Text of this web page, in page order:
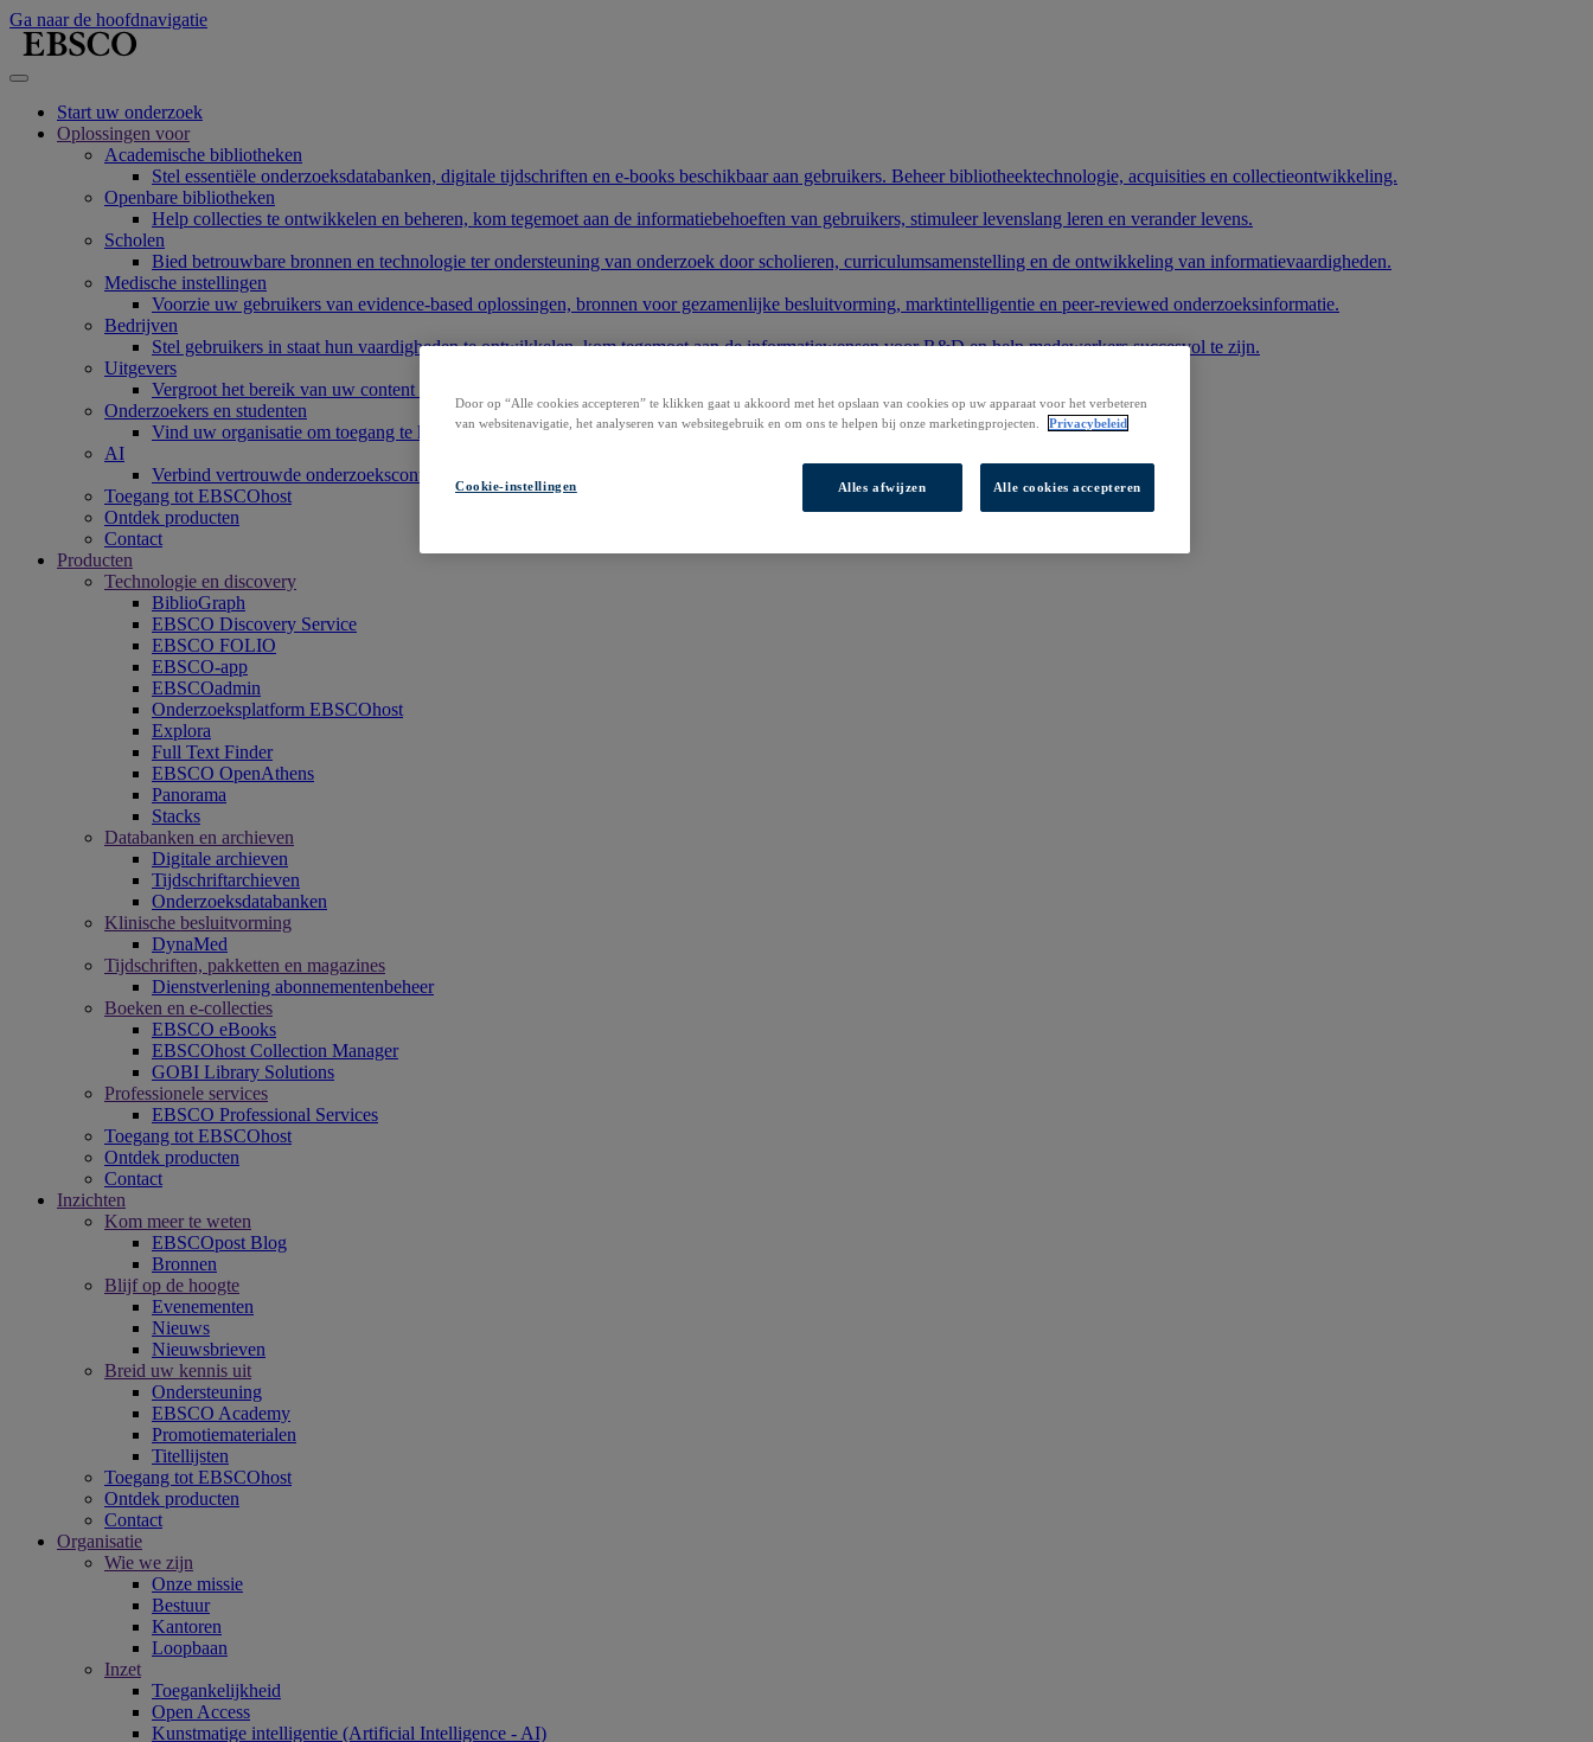
Ga naar de hoofdnavigatie
Start uw onderzoek
Oplossingen voor
Academische bibliotheken
Stel essentiële onderzoeksdatabanken, digitale tijdschriften en e-books beschikbaar aan gebruikers. Beheer bibliotheektechnologie, acquisities en collectieontwikkeling.
Openbare bibliotheken
Help collecties te ontwikkelen en beheren, kom tegemoet aan de informatiebehoeften van gebruikers, stimuleer levenslang leren en verander levens.
Scholen
Bied betrouwbare bronnen en technologie ter ondersteuning van onderzoek door scholieren, curriculumsamenstelling en de ontwikkeling van informatievaardigheden.
Medische instellingen
Voorzie uw gebruikers van evidence-based oplossingen, bronnen voor gezamenlijke besluitvorming, marktintelligentie en peer-reviewed onderzoeksinformatie.
Bedrijven
Stel gebruikers in staat hun vaardigheden te ontwikkelen, kom tegemoet aan de informatiewensen voor R&D en help medewerkers succesvol te zijn.
Uitgevers
Vergroot het bereik van uw content of service, en versterk uw aanwezigheid in bestaande en nieuwe markten.
Onderzoekers en studenten
Vind uw organisatie om toegang te krijgen tot onze producten en uw onderzoek te starten.
AI
Verbind vertrouwde onderzoekscontent met AI-systemen.
Toegang tot EBSCOhost
Ontdek producten
Contact
Producten
Technologie en discovery
BiblioGraph
EBSCO Discovery Service
EBSCO FOLIO
EBSCO-app
EBSCOadmin
Onderzoeksplatform EBSCOhost
Explora
Full Text Finder
EBSCO OpenAthens
Panorama
Stacks
Databanken en archieven
Digitale archieven
Tijdschriftarchieven
Onderzoeksdatabanken
Klinische besluitvorming
DynaMed
Tijdschriften, pakketten en magazines
Dienstverlening abonnementenbeheer
Boeken en e-collecties
EBSCO eBooks
EBSCOhost Collection Manager
GOBI Library Solutions
Professionele services
EBSCO Professional Services
Toegang tot EBSCOhost
Ontdek producten
Contact
Inzichten
Kom meer te weten
EBSCOpost Blog
Bronnen
Blijf op de hoogte
Evenementen
Nieuws
Nieuwsbrieven
Breid uw kennis uit
Ondersteuning
EBSCO Academy
Promotiematerialen
Titellijsten
Toegang tot EBSCOhost
Ontdek producten
Contact
Organisatie
Wie we zijn
Onze missie
Bestuur
Kantoren
Loopbaan
Inzet
Toegankelijkheid
Open Access
Kunstmatige intelligentie (Artificial Intelligence - AI)
Door op “Alle cookies accepteren” te klikken gaat u akkoord met het opslaan van cookies op uw apparaat voor het verbeteren
van websitenavigatie, het analyseren van websitegebruik en om ons te helpen bij onze marketingprojecten.
Privacybeleid
Cookie-instellingen Alles afwijzen Alle cookies accepteren